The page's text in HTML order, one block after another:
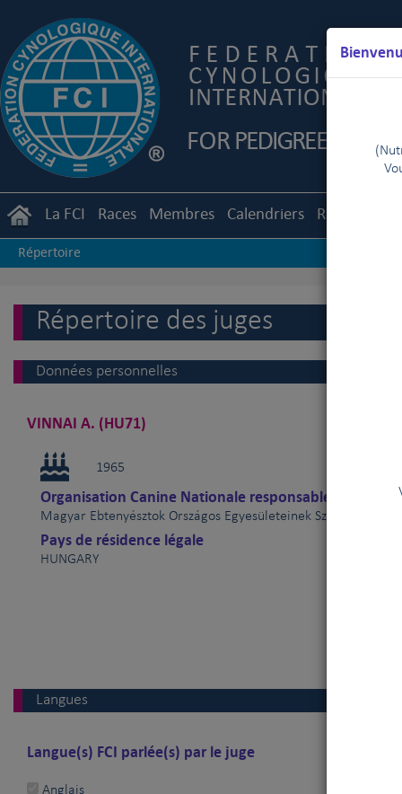
Vous
La FCI Races Membres Calendriers Règlements
Répertoire
Répertoire des juges
Données personnelles
VINNAI A. (HU71)
1965
Organisation Canine Nationale responsable
Magyar Ebtenyésztok Országos Egyesületeinek Szövetsége
Pays de résidence légale
HUNGARY
Langues
Langue(s) FCI parlée(s) par le juge
Anglais